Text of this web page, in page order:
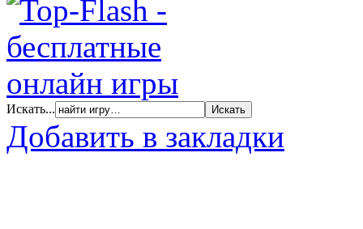
Искать...
Добавить в закладки